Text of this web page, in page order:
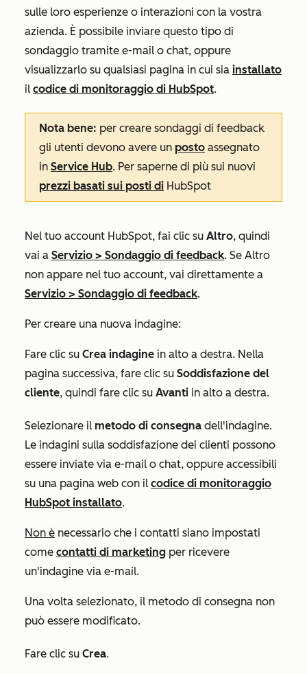
sulle loro esperienze o interazioni con la vostra
azienda. È possibile inviare questo tipo di
sondaggio tramite e-mail o chat, oppure
visualizzarlo su qualsiasi pagina in cui sia installato
il codice di monitoraggio di HubSpot.
Nota bene: per creare sondaggi di feedback
gli utenti devono avere un posto assegnato
in Service Hub. Per saperne di più sui nuovi
prezzi basati sui posti di HubSpot
Nel tuo account HubSpot, fai clic su Altro, quindi
vai a Servizio > Sondaggio di feedback. Se Altro
non appare nel tuo account, vai direttamente a
Servizio > Sondaggio di feedback.
Per creare una nuova indagine:
Fare clic su Crea indagine in alto a destra. Nella
pagina successiva, fare clic su Soddisfazione del
cliente, quindi fare clic su Avanti in alto a destra.
Selezionare il metodo di consegna dell'indagine.
Le indagini sulla soddisfazione dei clienti possono
essere inviate via e-mail o chat, oppure accessibili
su una pagina web con il codice di monitoraggio
HubSpot installato.
Non è necessario che i contatti siano impostati
come contatti di marketing per ricevere
un'indagine via e-mail.
Una volta selezionato, il metodo di consegna non
può essere modificato.
Fare clic su Crea.